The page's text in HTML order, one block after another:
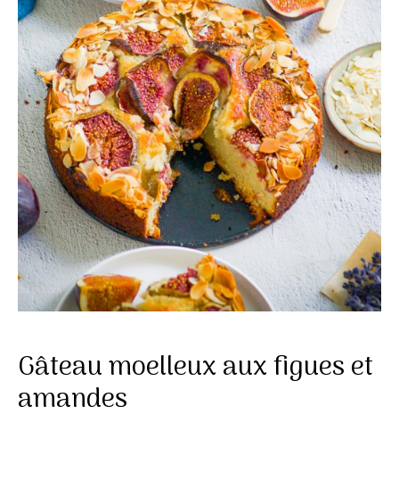
Gâteau moelleux aux figues et
amandes